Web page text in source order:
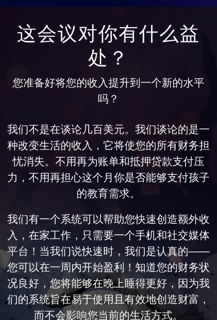
这会议对你有什么益
处？
您准备好将您的收入提升到一个新的水平
吗？
我们不是在谈论几百美元。我们谈论的是一
种改变生活的收入，它将使您的所有财务担
忧消失。不用再为账单和抵押贷款支付压
力，不用再担心这个月你是否能够支付孩子
的教育需求。
我们有一个系统可以帮助您快速创造额外收
入，在家工作，只需要一个手机和社交媒体
平台！当我们说快速时，我们是认真的——
您可以在一周内开始盈利！知道您的财务状
况良好，您将能够在晚上睡得更好，因为我
们的系统旨在易于使用且有效地创造财富，
而不会影响您当前的生活方式。